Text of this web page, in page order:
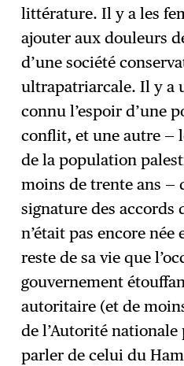
littérature. Il y a les
ajouter aux douleurs
d’une société
ultrapatriarcale. Il y a
connu l’espoir d’une
conflit, et une autre —
de la population
moins de trente ans —
signature des accords
n’était pas encore née
reste de sa vie que
gouvernement
autoritaire (et de
de l’Autorité
parler de celui du